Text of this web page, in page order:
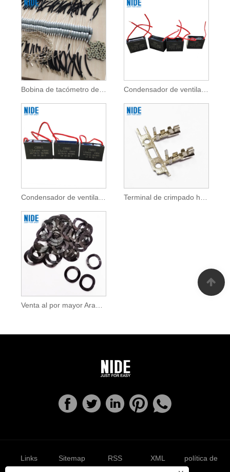
Bobina de tacómetro de lavadora de tambor para bobina de medición de velocidad del motor Condensador de ventilador de techo de aire acondicionado CBB61 3UF 450V
Links Sitemap RSS XML política de